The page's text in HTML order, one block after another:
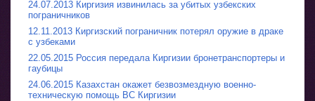
24.07.2013 Киргизия извинилась за убитых узбекских
пограничников
12.11.2013 Киргизский пограничник потерял оружие в драке
с узбеками
22.05.2015 Россия передала Киргизии бронетранспортеры и
гаубицы
24.06.2015 Казахстан окажет безвозмездную военно-
техническую помощь ВС Киргизии